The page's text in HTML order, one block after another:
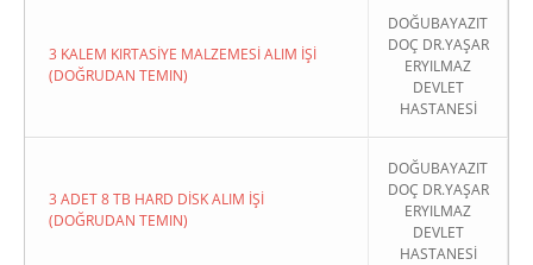
3 KALEM KIRTASİYE MALZEMESİ ALIM İŞİ
(DOĞRUDAN TEMIN)
DOĞUBAYAZIT
DOÇ DR.YAŞAR
ERYILMAZ
DEVLET
HASTANESİ
3 ADET 8 TB HARD DİSK ALIM İŞİ
(DOĞRUDAN TEMIN)
DOĞUBAYAZIT
DOÇ DR.YAŞAR
ERYILMAZ
DEVLET
HASTANESİ